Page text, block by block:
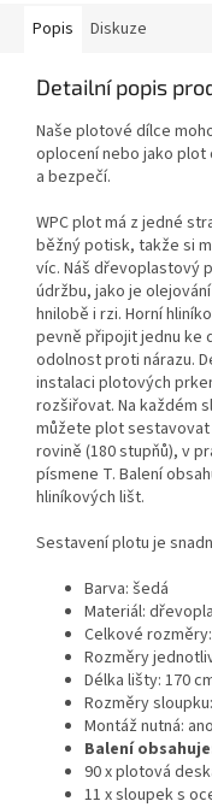
Popis Diskuze
Detailní popis
Naše plotové dílce
oplocení nebo jako
a bezpečí.
WPC plot má z jedné
běžný potisk, takže si
víc. Náš dřevoplastový
údržbu, jako je
hnilobě i rzi. Horní
pevně připojit jednu ke
odolnost proti nárazu.
instalaci plotových
rozšiřovat. Na každém
můžete plot
rovině (180 stupňů), v
písmene T. Balení
hliníkových lišt.
Sestavení plotu je
Barva: šedá
Materiál:
Celkové rozměry:
Rozměry
Délka lišty: 170
Rozměry sloupku:
Montáž nutná: ano
Balení
90 x plotová
11 x sloupek s